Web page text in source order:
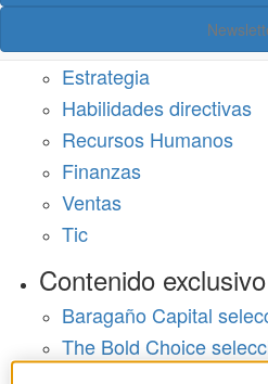
Estrategia
Habilidades directivas
Recursos Humanos
Finanzas
Ventas
Tic
Contenido exclusivo
Baragaño Capital
The Bold Choice